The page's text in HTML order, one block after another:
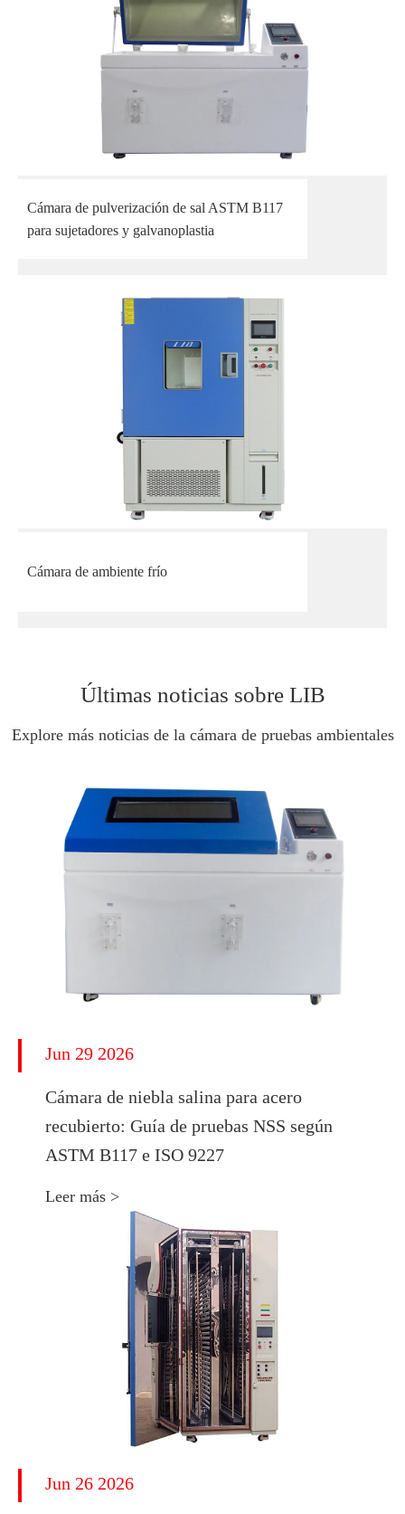
Cámara de pulverización de sal ASTM B117
para sujetadores y galvanoplastia
Cámara de ambiente frío
Últimas noticias sobre LIB
Explore más noticias de la cámara de pruebas ambientales
Jun 29 2026
Cámara de niebla salina para acero
recubierto: Guía de pruebas NSS según
ASTM B117 e ISO 9227
Leer más >
Jun 26 2026